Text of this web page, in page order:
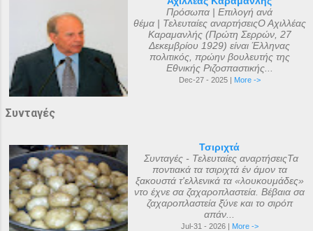
Πρόσωπα | Επιλογή ανά
θέμα | Τελευταίες αναρτήσειςΟ Αχιλλέας
Καραμανλής (Πρώτη Σερρών, 27
Δεκεμβρίου 1929) είναι Έλληνας
πολιτικός, πρώην βουλευτής της
Εθνικής Ριζοσπαστικής...
Dec-27 - 2025 | More ->
Συνταγές
Τσιριχτά
Συνταγές - Τελευταίες αναρτήσειςΤα
ποντιακά τα τσιριχτά έν άμον τα
ξακουστά τ'ελλενικά τα «λουκουμάδες»
ντο έχνε σα ζαχαροπλαστεία. Βέβαια σα
ζαχαροπλαστεία ξ̌ύνε και το σιρόπ
απάν...
Jul-31 - 2026 | More ->